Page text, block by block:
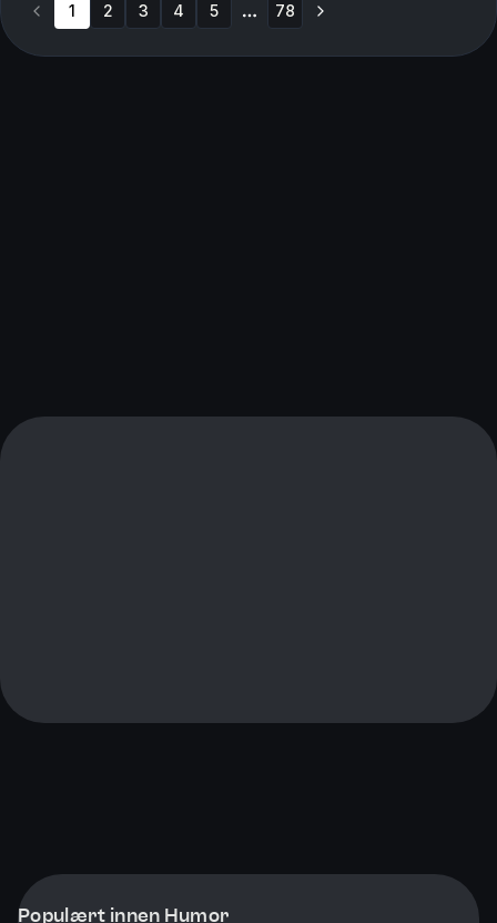
1 2 3 4 5 78
Populært innen Humor